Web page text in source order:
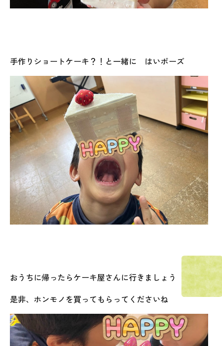
手作りショートケーキ？！と一緒に はいポーズ
おうちに帰ったらケーキ屋さんに行きましょう
是非、ホンモノを買ってもらってくださいね